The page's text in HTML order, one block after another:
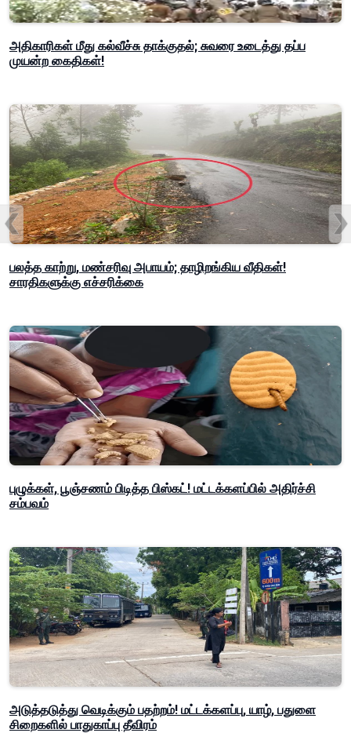
அதிகாரிகள் மீது கல்வீச்சு தாக்குதல்; சுவரை உடைத்து தப்ப
முயன்ற கைதிகள்!
பலத்த காற்று, மண்சரிவு அபாயம்; தாழிறங்கிய வீதிகள்!
சாரதிகளுக்கு எச்சரிக்கை
புழுக்கள், பூஞ்சணம் பிடித்த பிஸ்கட்! மட்டக்களப்பில் அதிர்ச்சி
சம்பவம்
அடுத்தடுத்து வெடிக்கும் பதற்றம்! மட்டக்களப்பு, யாழ், பதுளை
சிறைகளில் பாதுகாப்பு தீவிரம்